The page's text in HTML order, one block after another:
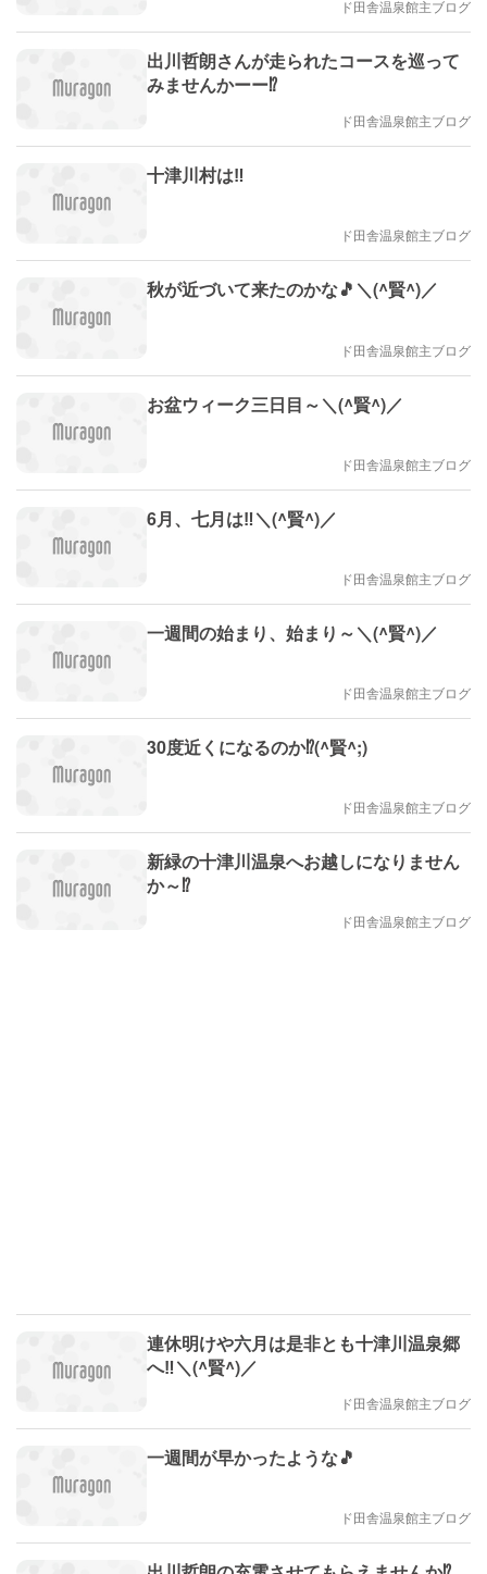
ド田舎温泉館主ブログ
出川哲朗さんが走られたコースを巡って
みませんかーー⁉️
ド田舎温泉館主ブログ
十津川村は‼️
ド田舎温泉館主ブログ
秋が近づいて来たのかな🎵＼(^賢^)／
ド田舎温泉館主ブログ
お盆ウィーク三日目～＼(^賢^)／
ド田舎温泉館主ブログ
6月、七月は‼️＼(^賢^)／
ド田舎温泉館主ブログ
一週間の始まり、始まり～＼(^賢^)／
ド田舎温泉館主ブログ
30度近くになるのか⁉️(^賢^;)
ド田舎温泉館主ブログ
新緑の十津川温泉へお越しになりません
か～⁉️
ド田舎温泉館主ブログ
連休明けや六月は是非とも十津川温泉郷
へ‼️＼(^賢^)／
ド田舎温泉館主ブログ
一週間が早かったような🎵
ド田舎温泉館主ブログ